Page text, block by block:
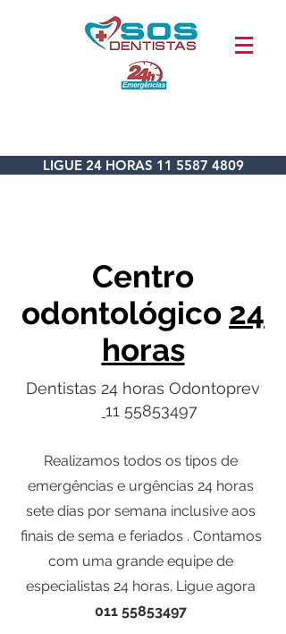
LIGUE 24 HORAS 11 5587 4809
Centro
odontológico 24
horas
Dentistas 24 horas Odontoprev
11 55853497
Realizamos todos os tipos de
emergências e urgências 24 horas
sete dias por semana inclusive aos
finais de sema e feriados . Contamos
com uma grande equipe de
especialistas 24 horas. Ligue agora
011 55853497